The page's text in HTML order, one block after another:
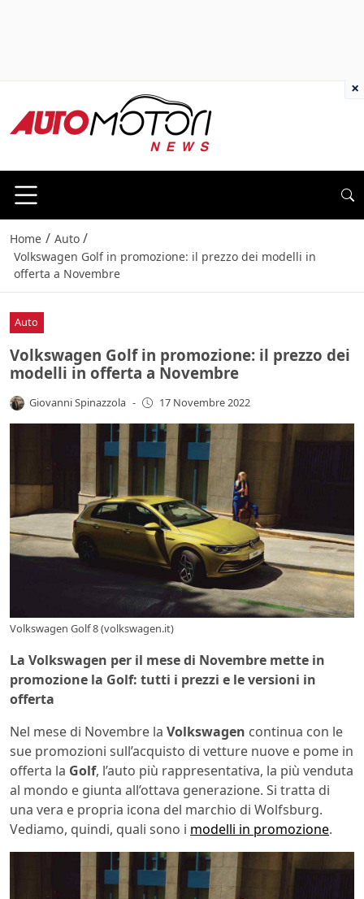
Home / Auto /
Volkswagen Golf in promozione: il prezzo dei modelli in
offerta a Novembre
Auto
Volkswagen Golf in promozione: il prezzo dei
modelli in offerta a Novembre
Giovanni Spinazzola - 17 Novembre 2022
Volkswagen Golf 8 (volkswagen.it)
La Volkswagen per il mese di Novembre mette in
promozione la Golf: tutti i prezzi e le versioni in
offerta
Nel mese di Novembre la Volkswagen continua con le
sue promozioni sull’acquisto di vetture nuove e pome in
offerta la Golf, l’auto più rappresentativa, la più venduta
al mondo e giunta all’ottava generazione. Si tratta di
una vera e propria icona del marchio di Wolfsburg.
Vediamo, quindi, quali sono i modelli in promozione.
×